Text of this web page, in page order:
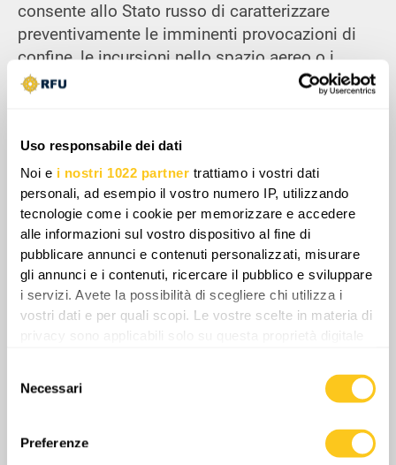
Uso responsabile dei dati
Noi e i nostri 1022 partner trattiamo i vostri dati
personali, ad esempio il vostro numero IP, utilizzando
tecnologie come i cookie per memorizzare e accedere
alle informazioni sul vostro dispositivo al fine di
pubblicare annunci e contenuti personalizzati, misurare
gli annunci e i contenuti, ricercare il pubblico e sviluppare
i servizi. Avete la possibilità di scegliere chi utilizza i
vostri dati e per quali scopi. Le vostre scelte in materia di
privacy sono applicabili solo su questa proprietà digitale
modificare o revocare il proprio consenso in qualsiasi
momento dalla Dichiarazione sui cookie o facendo clic
delNecessari
Preferenze
consente allo Stato russo di caratterizzare
preventivamente le imminenti provocazioni di
confine, le incursioni nello spazio aereo o i
sabotaggi clandestini come operazioni di
verifica localizzata delle garanzie di sicurezza e
della risolutezza istituzionale della NATO.
Questa metodologia calcolata introduce un
grave rischio di espansione involontaria del
conflitto, poiché Mosca valuta attivamente
l'esitazione occidentale per determinare le
soglie per un'aggressione regionale più
esplicita.